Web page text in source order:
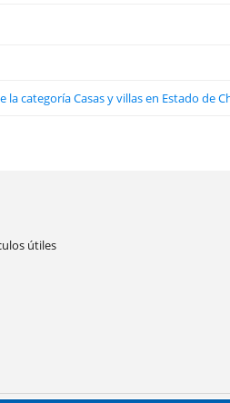
categoría Casas y villas en Estado de
útiles